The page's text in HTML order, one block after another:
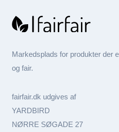
Markedsplads for produkter der
og fair.
fairfair.dk udgives af
YARDBIRD
NØRRE SØGADE 27